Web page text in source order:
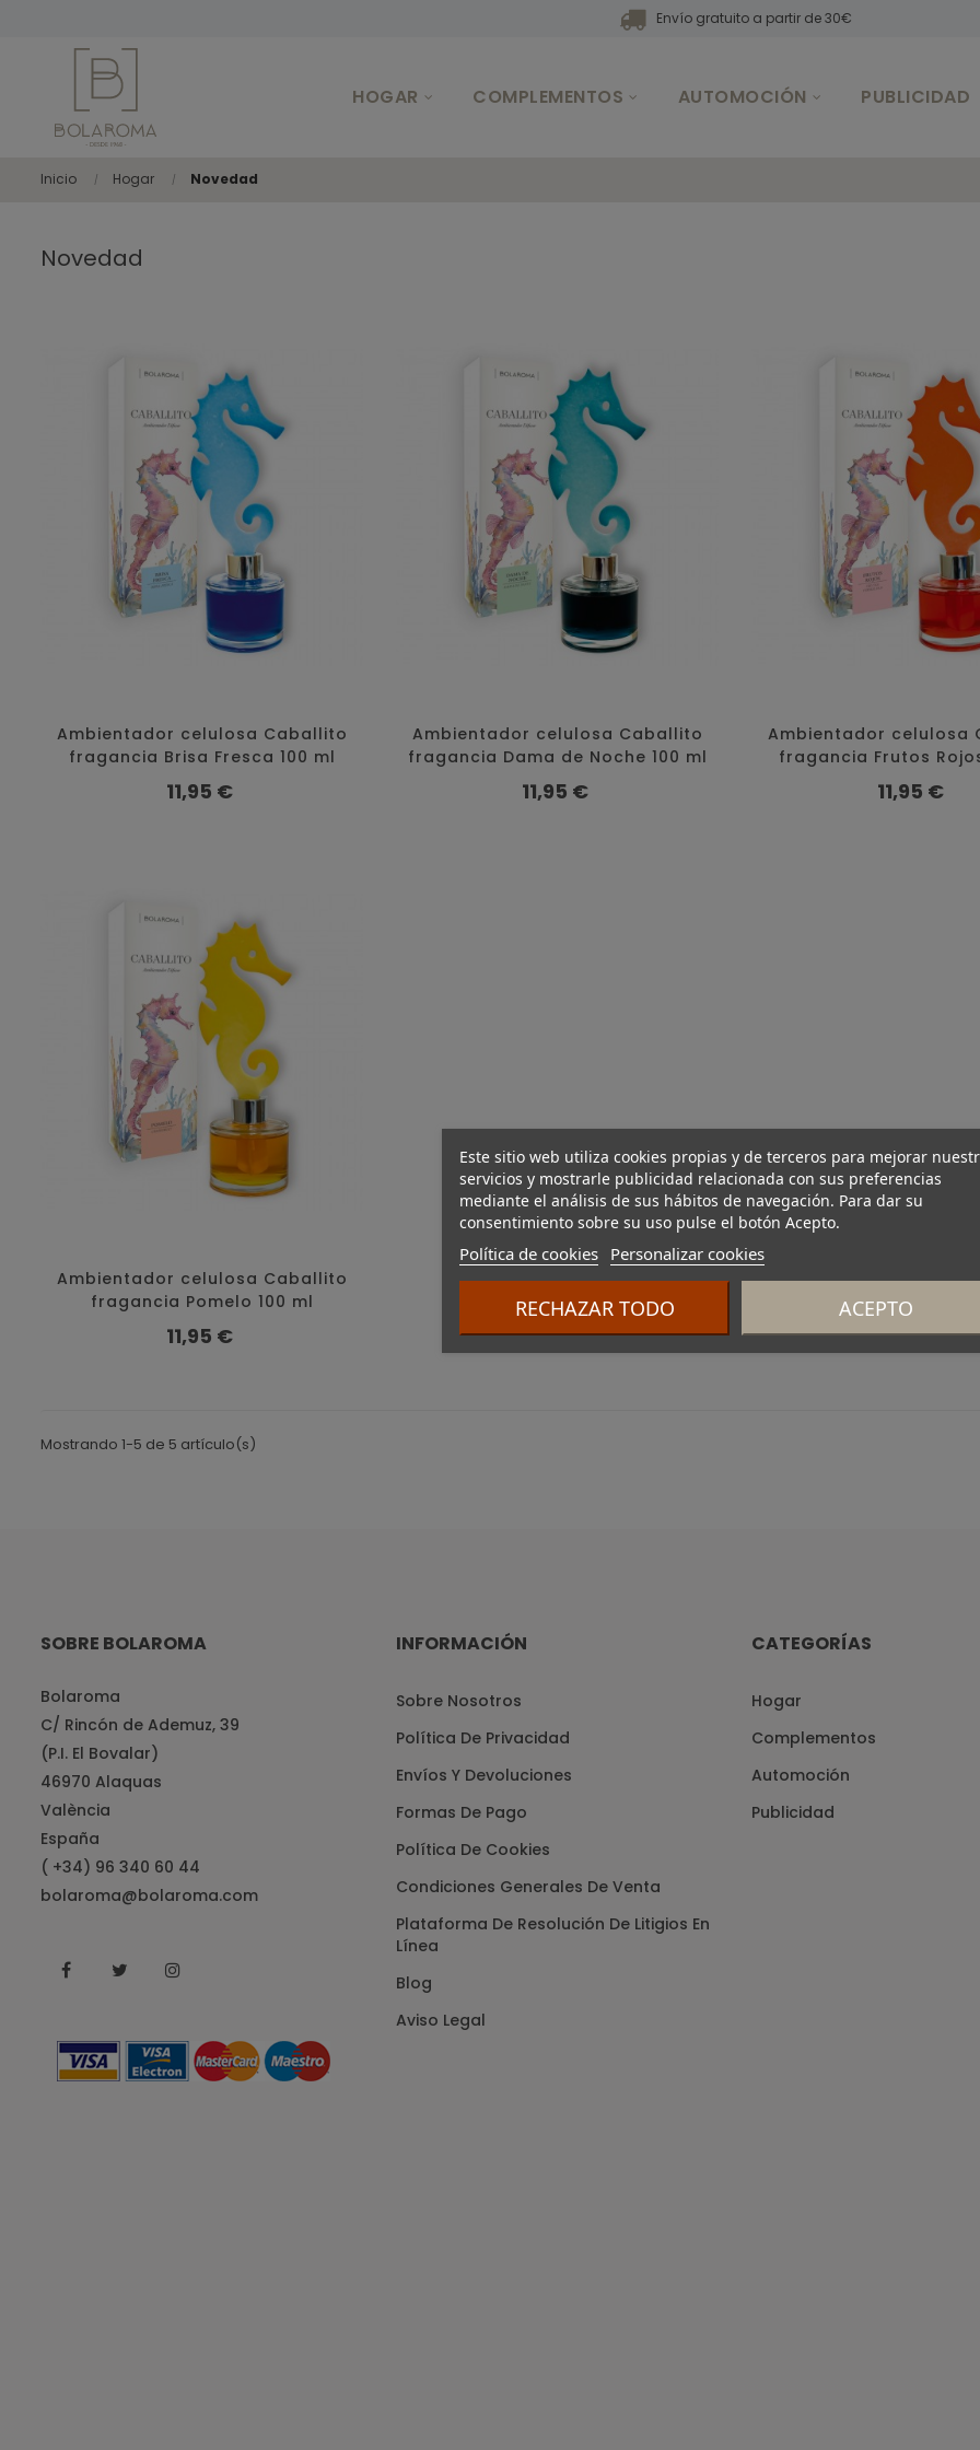
Envío gratuito a partir de 30€
HOGAR COMPLEMENTOS AUTOMOCIÓN PUBLICIDAD
Este sitio web utiliza cookies propias y de terceros para mejorar
servicios y mostrarle publicidad relacionada con sus preferencias
mediante el análisis de sus hábitos de navegación. Para dar su
consentimiento sobre su uso pulse el botón Acepto.
Política de cookies Personalizar cookies
RECHAZAR TODO ACEPTO
Inicio Hogar Novedad
Novedad
Ambientador celulosa Caballito
fragancia Brisa Fresca 100 ml
Precio
11,95 €
Ambientador celulosa Caballito
fragancia Dama de Noche 100 ml
Precio
11,95 €
Ambientador celulosa
fragancia Frutos
Precio
11,95 €
Ambientador celulosa Caballito
fragancia Pomelo 100 ml
Precio
11,95 €
Mostrando 1-5 de 5 artículo(s)
SOBRE BOLAROMA
Bolaroma
C/ Rincón de Ademuz, 39
(P.I. El Bovalar)
46970 Alaquas
València
España
( +34) 96 340 60 44
bolaroma@bolaroma.com
FacebookTwitter
INFORMACIÓN
Sobre Nosotros
Política De Privacidad
Envíos Y Devoluciones
Formas De Pago
Política De Cookies
Condiciones Generales De Venta
Plataforma De Resolución De Litigios En
Línea
Blog
Aviso Legal
CATEGORÍAS
Hogar
Complementos
Automoción
Publicidad